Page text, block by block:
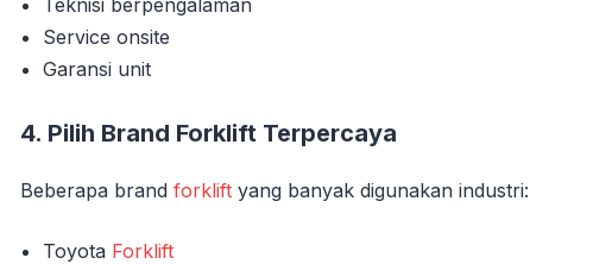
Service onsite
Garansi unit
4. Pilih Brand Forklift Terpercaya
Beberapa brand forklift yang banyak digunakan industri:
Toyota Forklift